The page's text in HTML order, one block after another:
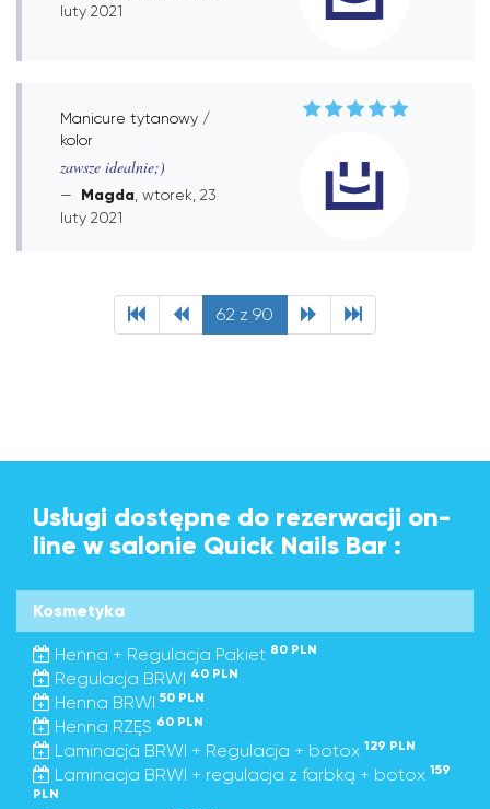
luty 2021
Manicure tytanowy /
kolor
zawsze idealnie;)
Magda , wtorek, 23
luty 2021
62 z 90
Usługi dostępne do rezerwacji on-
line w salonie Quick Nails Bar :
Kosmetyka
Henna + Regulacja Pakiet 80 PLN
Regulacja BRWI 40 PLN
Henna BRWI 50 PLN
Henna RZĘS 60 PLN
Laminacja BRWI + Regulacja + botox 129 PLN
Laminacja BRWI + regulacja z farbką + botox 159
PLN